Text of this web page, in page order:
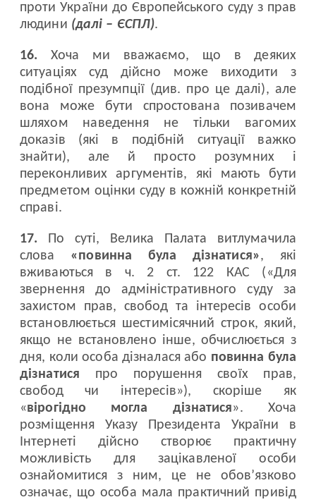
проти України до Європейського суду з прав
людини (далі – ЄСПЛ).
16. Хоча ми вважаємо, що в деяких
ситуаціях суд дійсно може виходити з
подібної презумпції (див. про це далі), але
вона може бути спростована позивачем
шляхом наведення не тільки вагомих
доказів (які в подібній ситуації важко
знайти), але й просто розумних і
переконливих аргументів, які мають бути
предметом оцінки суду в кожній конкретній
справі.
17. По суті, Велика Палата витлумачила
слова «повинна була дізнатися», які
вживаються в ч. 2 ст. 122 КАС («Для
звернення до адміністративного суду за
захистом прав, свобод та інтересів особи
встановлюється шестимісячний строк, який,
якщо не встановлено інше, обчислюється з
дня, коли особа дізналася або повинна була
дізнатися про порушення своїх прав,
свобод чи інтересів»), скоріше як
«вірогідно могла дізнатися». Хоча
розміщення Указу Президента України в
Інтернеті дійсно створює практичну
можливість для зацікавленої особи
ознайомитися з ним, це не обов’язково
означає, що особа мала практичний привід